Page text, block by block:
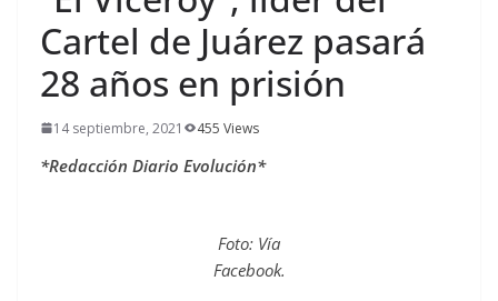
Cartel de Juárez pasará
28 años en prisión
14 septiembre, 2021 455 Views
*Redacción Diario Evolución*
Foto: Vía
Facebook.